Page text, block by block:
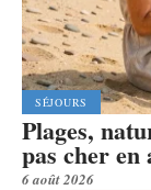
SÉJOURS
Plages,
pas cher
6 août 2026